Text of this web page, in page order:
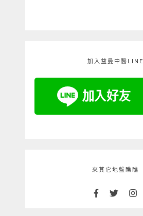
加入益曼中醫LINE
來其它地盤瞧瞧